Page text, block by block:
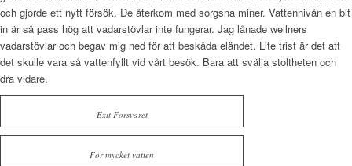
och gjorde ett nytt försök. De återkom med sorgsna miner. Vattennivån en bit
in är så pass hög att vadarstövlar inte fungerar. Jag lånade wellners
vadarstövlar och begav mig ned för att beskåda eländet. Lite trist är det att
det skulle vara så vattenfyllt vid vårt besök. Bara att svälja stoltheten och
dra vidare.
Exit Försvaret
För mycket vatten